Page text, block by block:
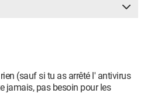
(sauf si tu as arrêté l' antivirus
jamais, pas besoin pour les